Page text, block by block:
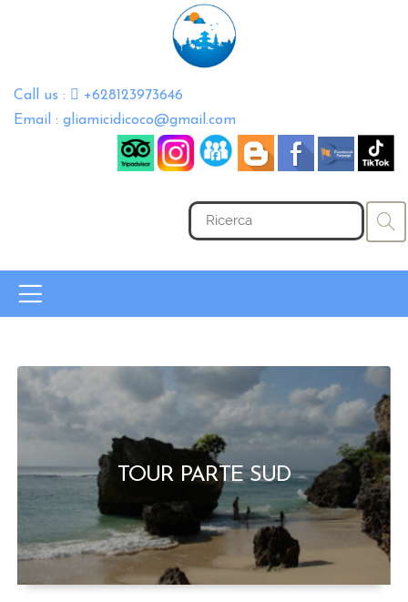
Call us :
+628123973646
Email : gliamicidicoco@gmail.com
TOUR PARTE SUD